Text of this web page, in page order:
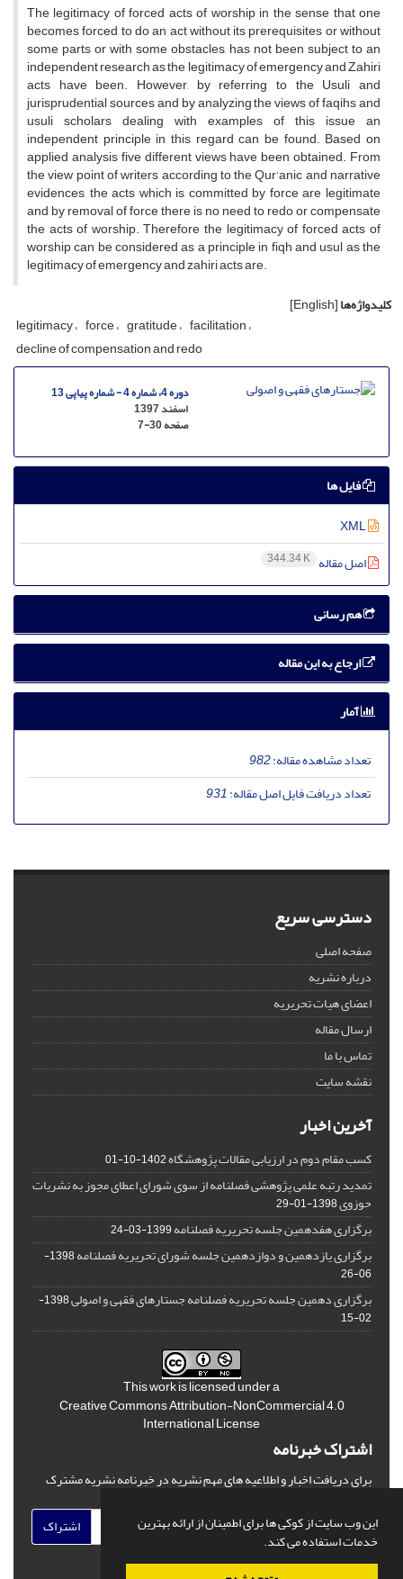
این وب سایت از کوکی ها برای اطمینان از ارائه بهترین
خدمات استفاده می کند.
The legitimacy of forced acts of worship in the sense that one
becomes forced to do an act without its prerequisites or without
some parts or with some obstacles, has not been subject to an
independent research as the legitimacy of emergency and Zahiri
acts have been. However, by referring to the Usuli and
jurisprudential sources and by analyzing the views of faqihs and
usuli scholars dealing with examples of this issue an
independent principle in this regard can be found. Based on
applied analysis five different views have been obtained. From
the view point of writers according to the Qur’anic and narrative
evidences, the acts which is committed by force are legitimate
and by removal of force there is no need to redo or compensate
the acts of worship. Therefore the legitimacy of forced acts of
worship can be considered as a principle in fiqh and usul as the
legitimacy of emergency and zahiri acts are.
کلیدواژه‌ها[English]
legitimacy force gratitude facilitation
decline of compensation and redo
دوره 4، شماره 4 - شماره پیاپی 13
اسفند 1397
صفحه7-30
فایل ها
اصل مقاله 344.34 K
هم رسانی
ارجاع به این مقاله
آمار
تعداد مشاهده مقاله:982
تعداد دریافت فایل اصل مقاله:931
دسترسی سریع
صفحه اصلی
درباره نشریه
اعضای هیات تحریریه
ارسال مقاله
تماس با ما
نقشه سایت
آخرین اخبار
کسب مقام دوم در ارزیابی مقالات پژوهشگاه1402-10-01
تمدید رتبه علمی پژوهشی فصلنامه از سوی شورای اعطای مجوز به نشریات
حوزوی1398-01-29
برگزاری هفدهمین جلسه تحریریه فصلنامه1399-03-24
برگزاری یازدهمین و دوازدهمین جلسه شورای تحریریه فصلنامه
1398-
06-26
برگزاری دهمین جلسه تحریریه فصلنامه جستارهای فقهی و اصولی
1398-
02-15
This work is licensed under a
Creative Commons Attribution-NonCommercial 4.0
International License
اشتراک خبرنامه
برای دریافت اخبار و اطلاعیه های مهم نشریه در خبرنامه نشریه مشترک
اشتراک